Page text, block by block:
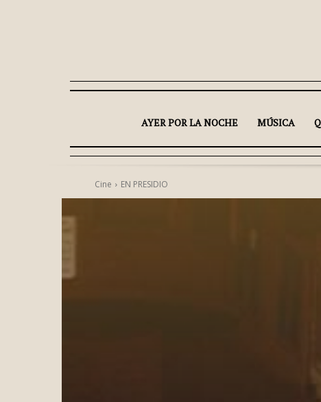
AYER POR LA NOCHE MÚSICA
Cine EN PRESIDIO